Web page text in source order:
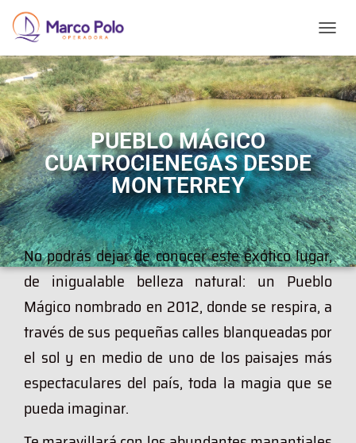
O
G
G
L
N
A
V
I
G
A
T
I
O
N
PUEBLO MÁGICO
CUATROCIENEGAS DESDE
MONTERREY
No podrás dejar de conocer este exótico lugar,
de inigualable belleza natural: un Pueblo
Mágico nombrado en 2012, donde se respira, a
través de sus pequeñas calles blanqueadas por
el sol y en medio de uno de los paisajes más
espectaculares del país, toda la magia que se
pueda imaginar.